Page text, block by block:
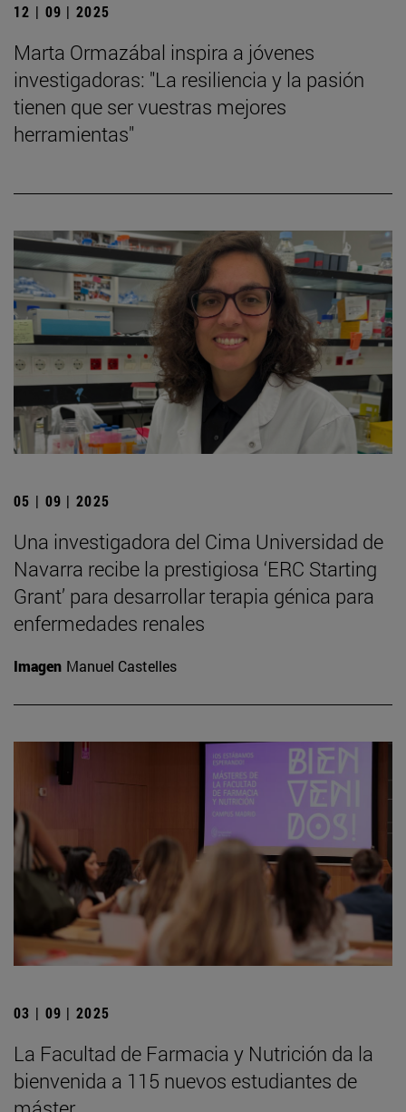
12 | 09 | 2025
Marta Ormazábal inspira a jóvenes
investigadoras: "La resiliencia y la pasión
tienen que ser vuestras mejores
herramientas"
05 | 09 | 2025
Una investigadora del Cima Universidad de
Navarra recibe la prestigiosa ‘ERC Starting
Grant’ para desarrollar terapia génica para
enfermedades renales
Imagen Manuel Castelles
03 | 09 | 2025
La Facultad de Farmacia y Nutrición da la
bienvenida a 115 nuevos estudiantes de